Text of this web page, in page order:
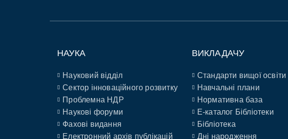
НАУКА
Науковий відділ
Сектор інноваційного розвитку
Проблемна НДР
Наукові форуми
Фахові видання
Електронний архів публікацій
ВИКЛАДАЧУ
Стандарти вищої освіти
Навчальні плани
Нормативна база
E-каталог Бібліотеки
Бібліотека
Дні народження